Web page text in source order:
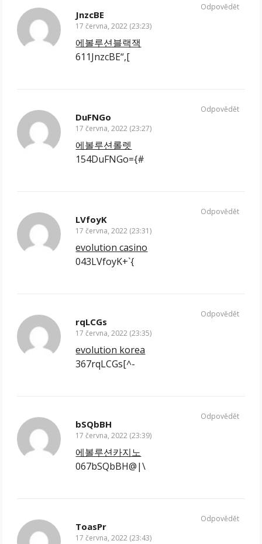
JnzcBE
17 června, 2022 (23:23)
에볼루션블랙잭
611JnzcBE“,[
Odpovědět
DuFNGo
17 června, 2022 (23:27)
에볼루션롤렛
154DuFNGo={#
Odpovědět
LVfoyK
17 června, 2022 (23:31)
evolution casino
043LVfoyK+`{
Odpovědět
rqLCGs
17 června, 2022 (23:35)
evolution korea
367rqLCGs[^-
Odpovědět
bSQbBH
17 června, 2022 (23:39)
에볼루션카지노
067bSQbBH@|\
Odpovědět
ToasPr
17 června, 2022 (23:43)
Odpovědět